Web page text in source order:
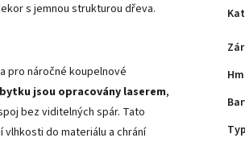
kanálkem, který spolehlivě
chrání
Připravenost pro armaturu:
pro snadnou instalaci stojánkové
keramického masivu.
s jemnou strukturou dřeva.
pro náročné koupelnové
jsou opracovány laserem,
bez viditelných spár. Tato
do materiálu a chrání
Typ